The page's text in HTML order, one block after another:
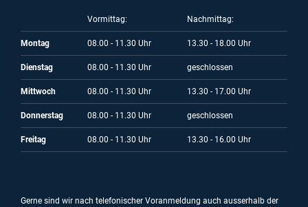
Vormittag: Nachmittag:
Montag 08.00 - 11.30 Uhr 13.30 - 18.00 Uhr
Dienstag 08.00 - 11.30 Uhr geschlossen
Mittwoch 08.00 - 11.30 Uhr 13.30 - 17.00 Uhr
Donnerstag 08.00 - 11.30 Uhr geschlossen
Freitag 08.00 - 11.30 Uhr 13.30 - 16.00 Uhr
Gerne sind wir nach telefonischer Voranmeldung auch ausserhalb der